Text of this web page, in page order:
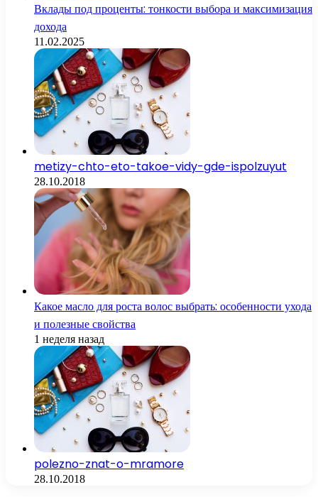
Вклады под проценты: тонкости выбора и максимизация
дохода
11.02.2025
metizy-chto-eto-takoe-vidy-gde-ispolzuyut
28.10.2018
Какое масло для роста волос выбрать: особенности ухода
и полезные свойства
1 неделя назад
polezno-znat-o-mramore
28.10.2018